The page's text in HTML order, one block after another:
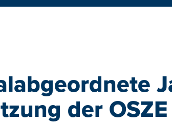
der